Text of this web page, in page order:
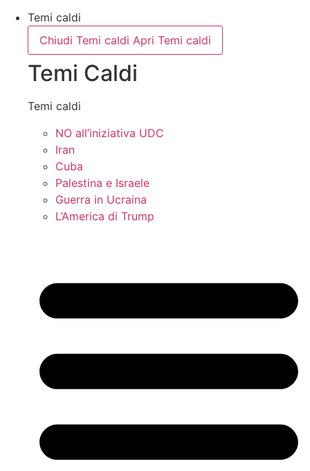
Temi caldi
Chiudi Temi caldi Apri Temi caldi
Temi Caldi
Temi caldi
NO all’iniziativa UDC
Iran
Cuba
Palestina e Israele
Guerra in Ucraina
L’America di Trump